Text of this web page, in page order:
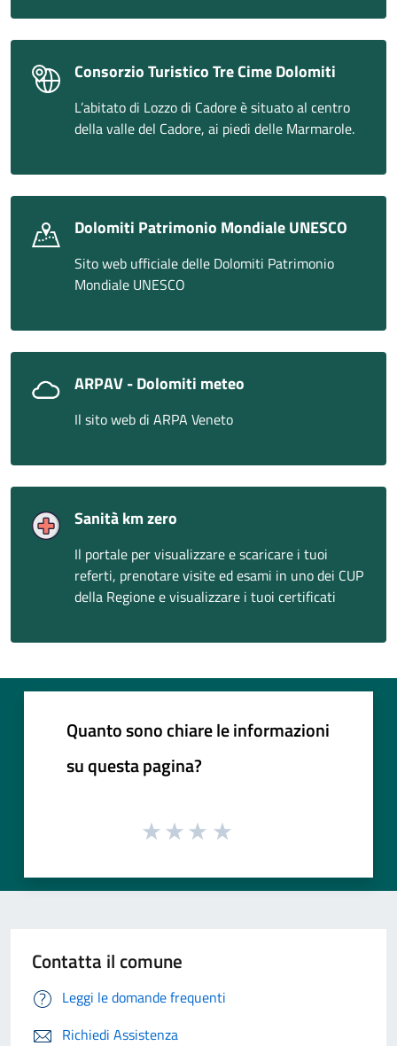
Consorzio Turistico Tre Cime Dolomiti
L’abitato di Lozzo di Cadore è situato al centro
della valle del Cadore, ai piedi delle Marmarole.
Dolomiti Patrimonio Mondiale UNESCO
Sito web ufficiale delle Dolomiti Patrimonio
Mondiale UNESCO
ARPAV - Dolomiti meteo
Il sito web di ARPA Veneto
Sanità km zero
Il portale per visualizzare e scaricare i tuoi
referti, prenotare visite ed esami in uno dei CUP
della Regione e visualizzare i tuoi certificati
Quanto sono chiare le informazioni
su questa pagina?
Contatta il comune
Leggi le domande frequenti
Richiedi Assistenza